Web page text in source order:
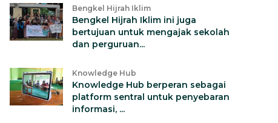
Bengkel Hijrah Iklim
Bengkel Hijrah Iklim ini juga
bertujuan untuk mengajak sekolah
dan perguruan...
Knowledge Hub
Knowledge Hub berperan sebagai
platform sentral untuk penyebaran
informasi, ...